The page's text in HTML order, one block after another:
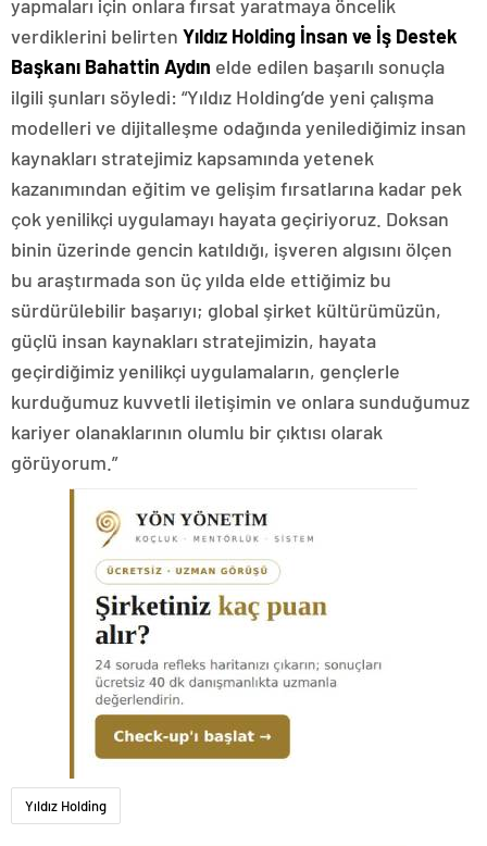
yapmaları için onlara fırsat yaratmaya öncelik
verdiklerini belirten Yıldız Holding İnsan ve İş Destek
Başkanı Bahattin Aydın elde edilen başarılı sonuçla
ilgili şunları söyledi: “Yıldız Holding’de yeni çalışma
modelleri ve dijitalleşme odağında yenilediğimiz insan
kaynakları stratejimiz kapsamında yetenek
kazanımından eğitim ve gelişim fırsatlarına kadar pek
çok yenilikçi uygulamayı hayata geçiriyoruz. Doksan
binin üzerinde gencin katıldığı, işveren algısını ölçen
bu araştırmada son üç yılda elde ettiğimiz bu
sürdürülebilir başarıyı; global şirket kültürümüzün,
güçlü insan kaynakları stratejimizin, hayata
geçirdiğimiz yenilikçi uygulamaların, gençlerle
kurduğumuz kuvvetli iletişimin ve onlara sunduğumuz
kariyer olanaklarının olumlu bir çıktısı olarak
görüyorum.”
Yıldız Holding